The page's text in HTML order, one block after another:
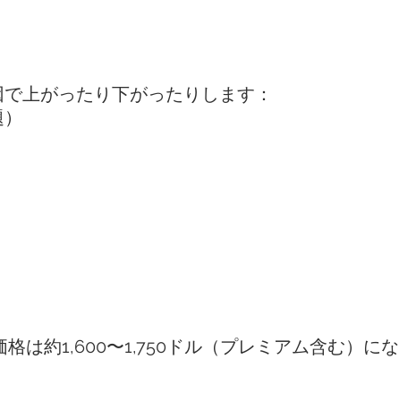
上がったり下がったりします：
は約1,600〜1,750ドル（プレミアム含む）にな